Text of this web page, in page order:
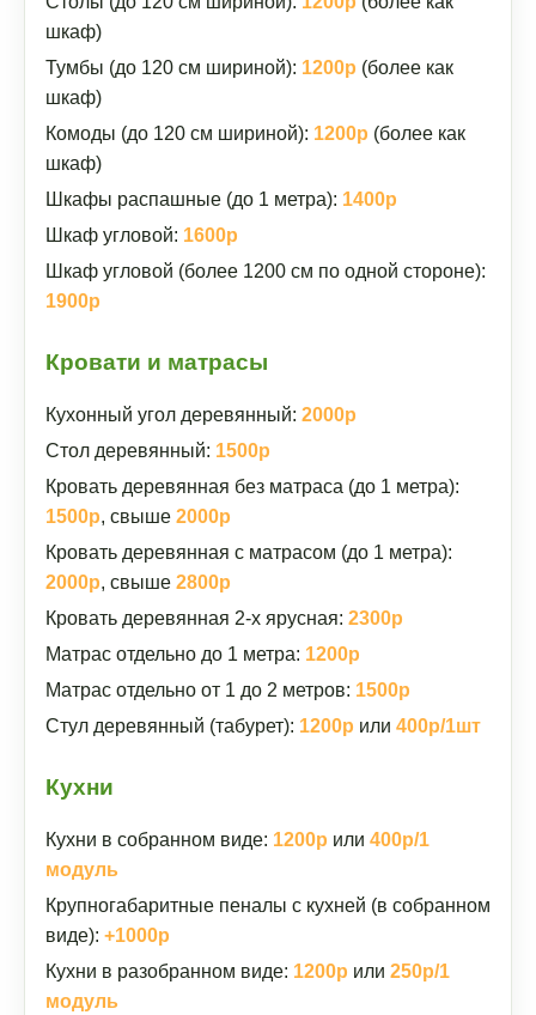
шкаф)
Тумбы (до 120 см шириной): 1200р (более как
шкаф)
Комоды (до 120 см шириной): 1200р (более как
шкаф)
Шкафы распашные (до 1 метра): 1400р
Шкаф угловой: 1600р
Шкаф угловой (более 1200 см по одной стороне):
1900р
Кровати и матрасы
Кухонный угол деревянный: 2000р
Стол деревянный: 1500р
Кровать деревянная без матраса (до 1 метра):
1500р, свыше 2000р
Кровать деревянная с матрасом (до 1 метра):
2000р, свыше 2800р
Кровать деревянная 2-х ярусная: 2300р
Матрас отдельно до 1 метра: 1200р
Матрас отдельно от 1 до 2 метров: 1500р
Стул деревянный (табурет): 1200р или 400р/1шт
Кухни
Кухни в собранном виде: 1200р или 400р/1
модуль
Крупногабаритные пеналы с кухней (в собранном
виде): +1000р
Кухни в разобранном виде: 1200р или 250р/1
модуль